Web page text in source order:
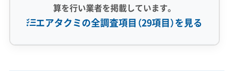
算を行い業者を掲載しています。
エアタクミの全調査項目（29項目）を見る